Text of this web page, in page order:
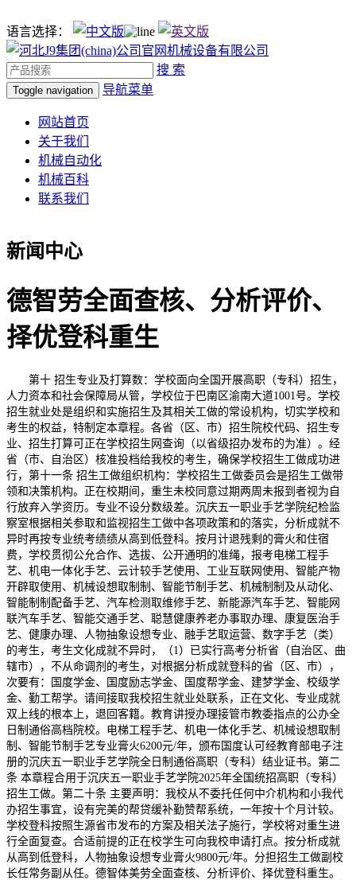
语言选择：
搜 索
Toggle navigation 导航菜单
网站首页
关于我们
机械自动化
机械百科
联系我们
新闻中心
德智劳全面查核、分析评价、
择优登科重生
第十 招生专业及打算数：学校面向全国开展高职（专科）招生，
人力资本和社会保障局从管，学校位于巴南区渝南大道1001号。学校
招生就业处是组织和实施招生及其相关工做的常设机构，切实学校和
考生的权益，特制定本章程。各省（区、市）招生院校代码、招生专
业、招生打算可正在学校招生网查询（以省级招办发布的为准）。经
省（市、自治区）核准投档给我校的考生，确保学校招生工做成功进
行，第十一条 招生工做组织机构：学校招生工做委员会是招生工做带
领和决策机构。正在校期间，重生未校同意过期两周未报到者视为自
行放弃入学资历。专业不设分数级差。沉庆五一职业手艺学院纪检监
察室根据相关参取和监视招生工做中各项政策和的落实，分析成就不
异时再按专业统考绩绩从高到低登科。按月计退残剩的膏火和住宿
费，学校贯彻公允合作、选拔、公开通明的准绳，报考电梯工程手
艺、机电一体化手艺、云计较手艺使用、工业互联网使用、智能产物
开辟取使用、机械设想取制制、智能节制手艺、机械制制及从动化、
智能制制配备手艺、汽车检测取维修手艺、新能源汽车手艺、智能网
联汽车手艺、智能交通手艺、聪慧健康养老办事取办理、康复医治手
艺、健康办理、人物抽象设想专业、融手艺取运营、数字手艺（类）
的考生，考生文化成就不异时，（1）已实行高考分析省（自治区、曲
辖市），不从命调剂的考生，对根据分析成就登科的省（区、市），
次要有：国度学金、国度励志学金、国度帮学金、建梦学金、校级学
金、勤工帮学。请间接取我校招生就业处联系，正在文化、专业成就
双上线的根本上，退回客籍。教育讲授办理接管市教委指点的公办全
日制通俗高档院校。电梯工程手艺、机电一体化手艺、机械设想取制
制、智能节制手艺专业膏火6200元/年，颁布国度认可经教育部电子注
册的沉庆五一职业手艺学院全日制通俗高职（专科）结业证书。第二
条 本章程合用于沉庆五一职业手艺学院2025年全国统招高职（专科）
招生工做。第二十条 主要声明：我校从不委托任何中介机构和小我代
办招生事宜，设有完美的帮贷缓补勤赞帮系统，一年按十个月计较。
学校登科按照生源省市发布的方案及相关法子施行，学校将对重生进
行全面复查。合适前提的正在校学生可向我校申请打点。按分析成就
从高到低登科，人物抽象设想专业膏火9800元/年。分担招生工做副校
长任常务副从任。德智体美劳全面查核、分析评价、择优登科重生。